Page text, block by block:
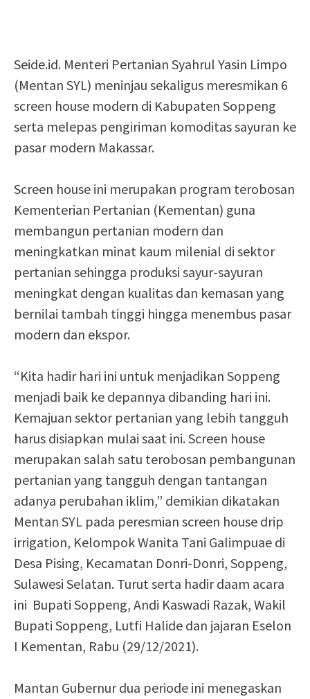
Seide.id. Menteri Pertanian Syahrul Yasin Limpo
(Mentan SYL) meninjau sekaligus meresmikan 6
screen house modern di Kabupaten Soppeng
serta melepas pengiriman komoditas sayuran ke
pasar modern Makassar.
Screen house ini merupakan program terobosan
Kementerian Pertanian (Kementan) guna
membangun pertanian modern dan
meningkatkan minat kaum milenial di sektor
pertanian sehingga produksi sayur-sayuran
meningkat dengan kualitas dan kemasan yang
bernilai tambah tinggi hingga menembus pasar
modern dan ekspor.
“Kita hadir hari ini untuk menjadikan Soppeng
menjadi baik ke depannya dibanding hari ini.
Kemajuan sektor pertanian yang lebih tangguh
harus disiapkan mulai saat ini. Screen house
merupakan salah satu terobosan pembangunan
pertanian yang tangguh dengan tantangan
adanya perubahan iklim,” demikian dikatakan
Mentan SYL pada peresmian screen house drip
irrigation, Kelompok Wanita Tani Galimpuae di
Desa Pising, Kecamatan Donri-Donri, Soppeng,
Sulawesi Selatan. Turut serta hadir daam acara
ini Bupati Soppeng, Andi Kaswadi Razak, Wakil
Bupati Soppeng, Lutfi Halide dan jajaran Eselon
I Kementan, Rabu (29/12/2021).
Mantan Gubernur dua periode ini menegaskan